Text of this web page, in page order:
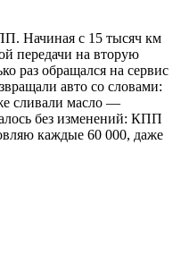
Начиная с 15 тысяч км
передачи на вторую
раз обращался на сервис
авто со словами:
сливали масло —
без изменений: КПП
каждые 60 000, даже